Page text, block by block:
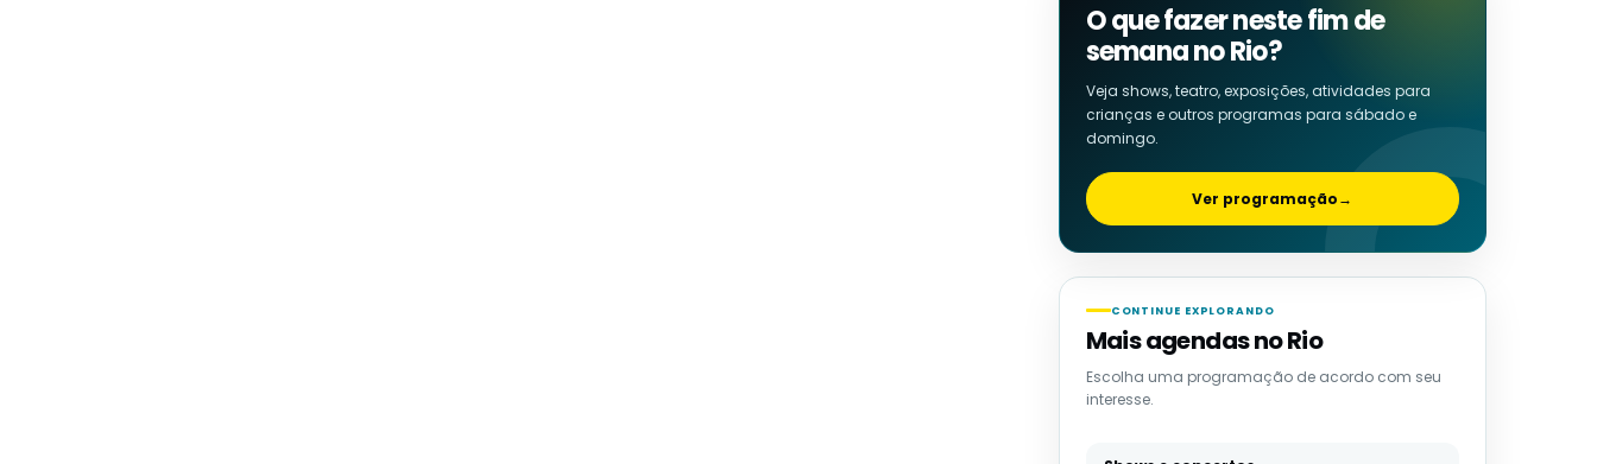
O que fazer neste fim de
semana no Rio?
Veja shows, teatro, exposições, atividades para
crianças e outros programas para sábado e
domingo.
Ver programação→
CONTINUE EXPLORANDO
Mais agendas no Rio
Escolha uma programação de acordo com seu
interesse.